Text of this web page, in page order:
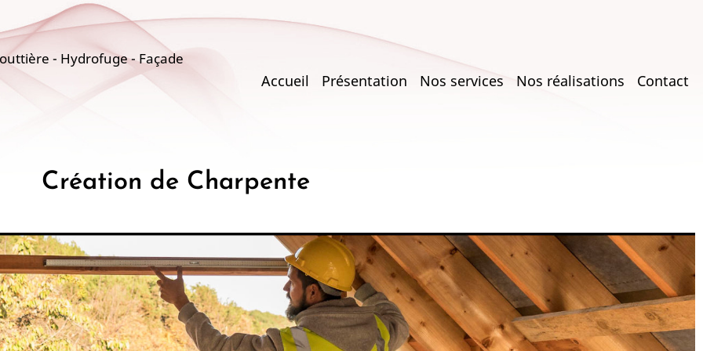
- Hydrofuge - Façade
Main
Accueil Présentation Nos services Nos réalisations Contact
Création de Charpente